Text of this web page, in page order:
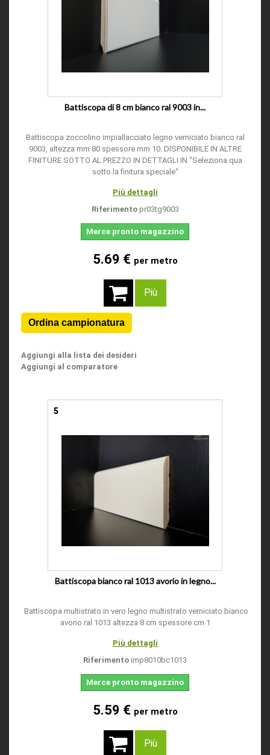
Battiscopa di 8 cm bianco ral 9003 in...
Battiscopa zoccolino impiallacciato legno verniciato bianco ral
9003, altezza mm 80 spessore mm 10. DISPONIBILE IN ALTRE
FINITURE SOTTO AL PREZZO IN DETTAGLI IN "Seleziona qua
sotto la finitura speciale"
Più dettagli
Riferimento pr03tg9003
Merce pronto magazzino
5.69 € per metro
Più
Aggiungi alla lista dei desideri
Aggiungi al comparatore
5
Battiscopa bianco ral 1013 avorio in legno...
Battiscopa multistrato in vero legno multistrato verniciato bianco
avorio ral 1013 altezza 8 cm spessore cm 1
Più dettagli
Riferimento imp8010bc1013
Merce pronto magazzino
5.59 € per metro
Più